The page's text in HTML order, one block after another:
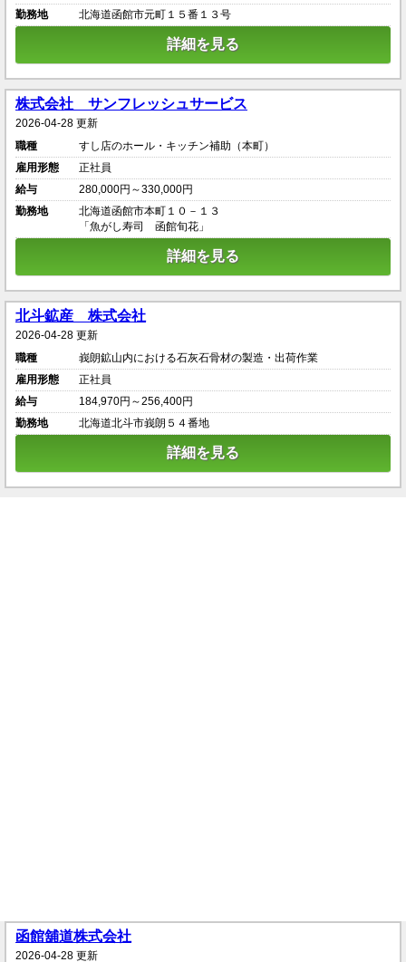
勤務地
北海道函館市元町１５番１３号
詳細を見る
株式会社 サンフレッシュサービス
2026-04-28 更新
職種
すし店のホール・キッチン補助（本町）
雇用形態
正社員
給与
280,000円～330,000円
勤務地
北海道函館市本町１０－１３
「魚がし寿司 函館旬花」
詳細を見る
北斗鉱産 株式会社
2026-04-28 更新
職種
峩朗鉱山内における石灰石骨材の製造・出荷作業
雇用形態
正社員
給与
184,970円～256,400円
勤務地
北海道北斗市峩朗５４番地
詳細を見る
函館舖道株式会社
2026-04-28 更新